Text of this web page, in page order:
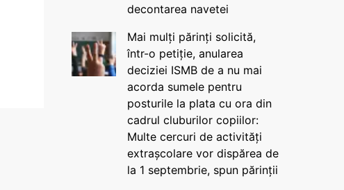
decontarea navetei
Mai mulți părinți solicită,
într-o petiție, anularea
deciziei ISMB de a nu mai
acorda sumele pentru
posturile la plata cu ora din
cadrul cluburilor copiilor:
Multe cercuri de activități
extrașcolare vor dispărea de
la 1 septembrie, spun părinții